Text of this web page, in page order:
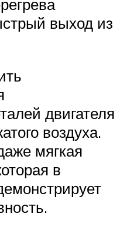
выход из
двигателя
воздуха.
мягкая
в